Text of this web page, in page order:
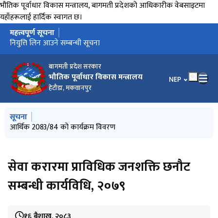
भौतिक पूर्वाधार विकास मन्त्रालय, बागमती प्रदेशको आधिकारीक वेबसाइटमा
यहाँहरूलाई हार्दिक स्वागत छ।
बागमती प्रदेश सरकार
भौतिक पूर्वाधार विकास मन्त्रालय
हेटौडा, मकवानपुर
भाषा चयन गर्नुहोस्
NEP
मुख्य नेभिगेसनमा जानुहोस्
महत्त्वपूर्ण सूचना
परामर्शदाताको आवेदन आह्वान सम्बन्धि सूचना
नियुत्ति लिन आउने सम्बन्धी सूचना
मुख्य नेभिगेसनमा जानुहोस्
सूचना
नियुत्ति लिन आउने सम्बन्धी सूचना
आर्थिक 2083/84 को कार्यक्रम विवरण
परामर्शदाताको आवेदन आह्वान सम्बन्धि सूचना
तह बृद्धिका लागि आवेदन माग सम्बन्धी सूचना
स्थानीय_तहमा_एकिकृत_विकास_कार्यक्रम_कार्यान्वयन_कार्यविधि_२०८१
सेवा करारमा प्राविधिक जनशक्ति छनौट
सम्बन्धी कार्यविधि, २०७९